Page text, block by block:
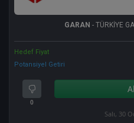
GARAN - TÜRKİYE
Hedef Fiyat
Potansiyel Getiri
0
Al
Salı, 30